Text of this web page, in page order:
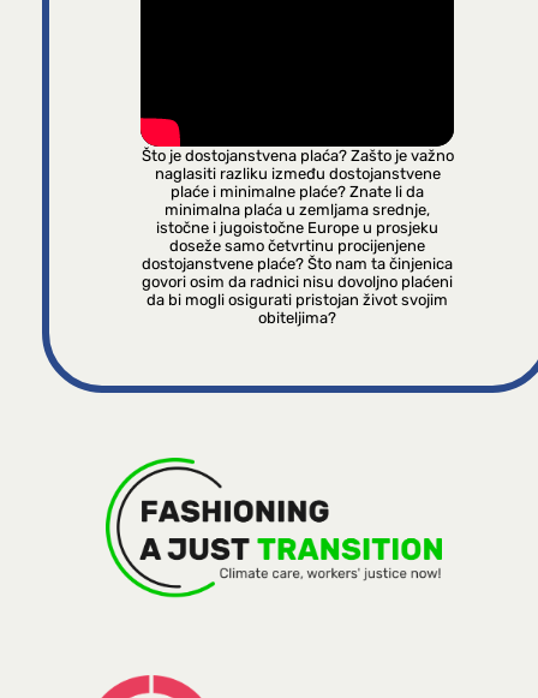
Što je dostojanstvena plaća? Zašto je važno
naglasiti razliku između dostojanstvene
plaće i minimalne plaće? Znate li da
minimalna plaća u zemljama srednje,
istočne i jugoistočne Europe u prosjeku
doseže samo četvrtinu procijenjene
dostojanstvene plaće? Što nam ta činjenica
govori osim da radnici nisu dovoljno plaćeni
da bi mogli osigurati pristojan život svojim
obiteljima?